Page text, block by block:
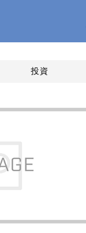
投資